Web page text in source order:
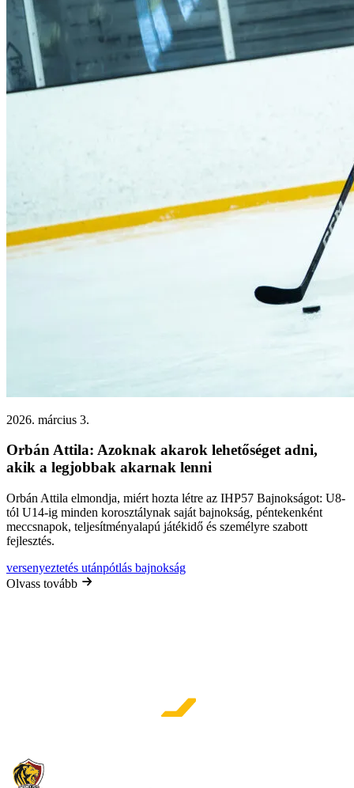
2026. március 3.
Orbán Attila: Azoknak akarok lehetőséget adni,
akik a legjobbak akarnak lenni
Orbán Attila elmondja, miért hozta létre az IHP57 Bajnokságot: U8-
tól U14-ig minden korosztálynak saját bajnokság, péntekenként
meccsnapok, teljesítményalapú játékidő és személyre szabott
fejlesztés.
versenyeztetés utánpótlás bajnokság
Olvass tovább